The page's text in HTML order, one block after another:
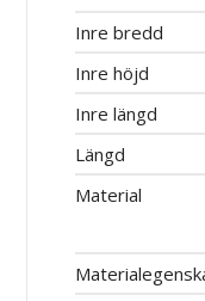
Inre bredd
Inre höjd
Inre längd
Längd
Material